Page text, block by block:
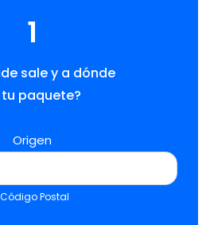
1
sale y a dónde
paquete?
Origen
Postal